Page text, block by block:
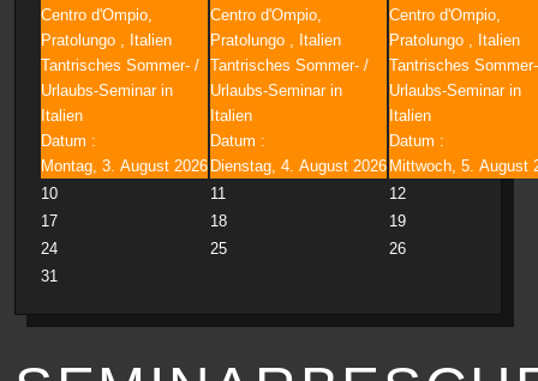
Centro d'Ompio,
Pratolungo , Italien
Tantrisches Sommer- /
Urlaubs-Seminar in
Italien
Datum :
Montag, 3. August 2026
Centro d'Ompio,
Pratolungo , Italien
Tantrisches Sommer- /
Urlaubs-Seminar in
Italien
Datum :
Dienstag, 4. August 2026
Centro d'Ompio,
Pratolungo , Italien
Tantrisches
Urlaubs-Seminar in
Italien
Datum :
Mittwoch, 5. August
10
11
12
17
18
19
24
25
26
31